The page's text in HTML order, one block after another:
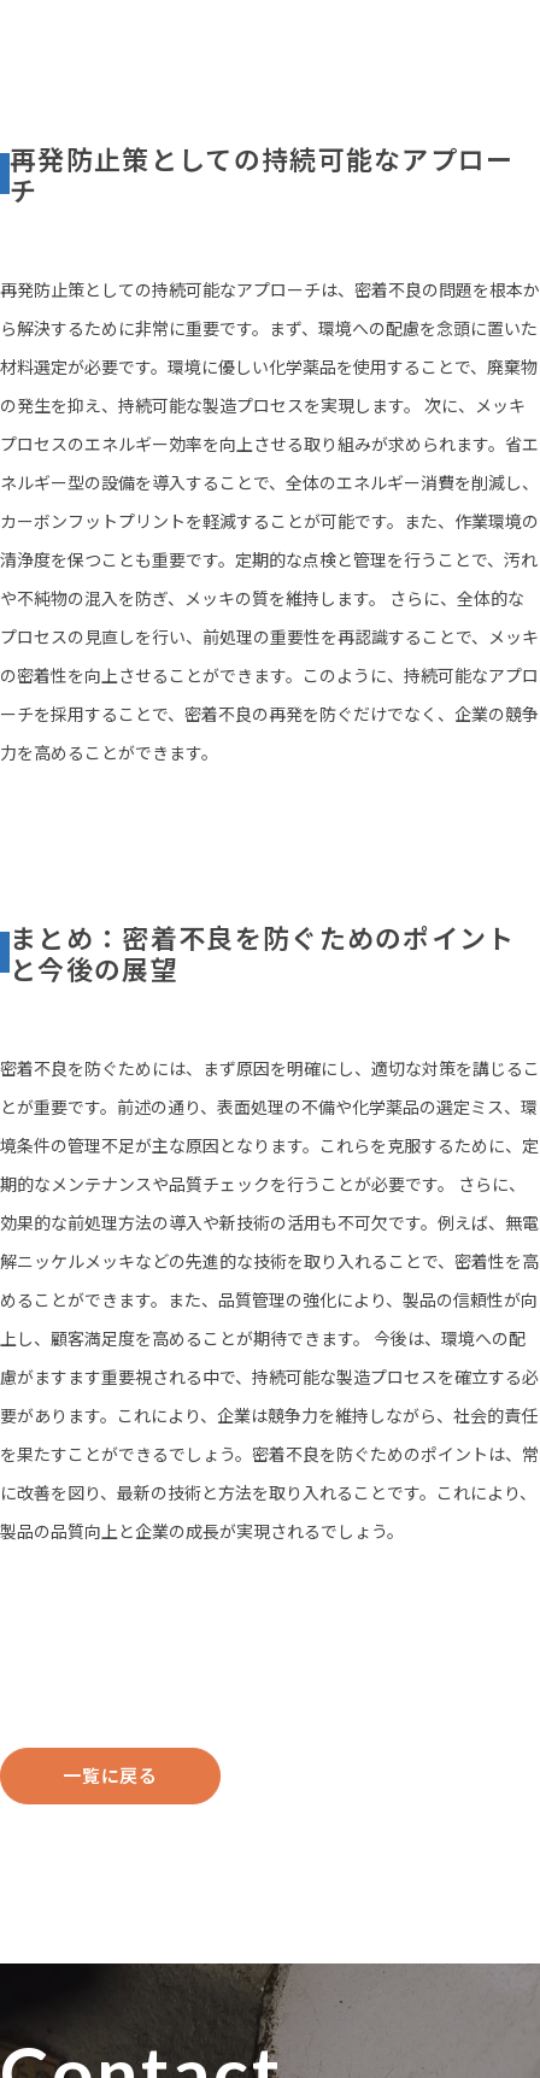
再発防止策としての持続可能なアプロー
チ
再発防止策としての持続可能なアプローチは、密着不良の問題を根本か
ら解決するために非常に重要です。まず、環境への配慮を念頭に置いた
材料選定が必要です。環境に優しい化学薬品を使用することで、廃棄物
の発生を抑え、持続可能な製造プロセスを実現します。 次に、メッキ
プロセスのエネルギー効率を向上させる取り組みが求められます。省エ
ネルギー型の設備を導入することで、全体のエネルギー消費を削減し、
カーボンフットプリントを軽減することが可能です。また、作業環境の
清浄度を保つことも重要です。定期的な点検と管理を行うことで、汚れ
や不純物の混入を防ぎ、メッキの質を維持します。 さらに、全体的な
プロセスの見直しを行い、前処理の重要性を再認識することで、メッキ
の密着性を向上させることができます。このように、持続可能なアプロ
ーチを採用することで、密着不良の再発を防ぐだけでなく、企業の競争
力を高めることができます。
まとめ：密着不良を防ぐためのポイント
と今後の展望
密着不良を防ぐためには、まず原因を明確にし、適切な対策を講じるこ
とが重要です。前述の通り、表面処理の不備や化学薬品の選定ミス、環
境条件の管理不足が主な原因となります。これらを克服するために、定
期的なメンテナンスや品質チェックを行うことが必要です。 さらに、
効果的な前処理方法の導入や新技術の活用も不可欠です。例えば、無電
解ニッケルメッキなどの先進的な技術を取り入れることで、密着性を高
めることができます。また、品質管理の強化により、製品の信頼性が向
上し、顧客満足度を高めることが期待できます。 今後は、環境への配
慮がますます重要視される中で、持続可能な製造プロセスを確立する必
要があります。これにより、企業は競争力を維持しながら、社会的責任
を果たすことができるでしょう。密着不良を防ぐためのポイントは、常
に改善を図り、最新の技術と方法を取り入れることです。これにより、
製品の品質向上と企業の成長が実現されるでしょう。
一覧に戻る